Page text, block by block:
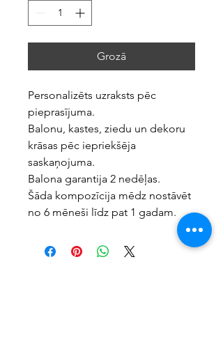
Grozā
Personalizēts uzraksts pēc
pieprasījuma.
Balonu, kastes, ziedu un dekoru
krāsas pēc iepriekšēja
saskaņojuma.
Balona garantija 2 nedēļas.
Šāda kompozīcija mēdz nostāvēt
no 6 mēneši līdz pat 1 gadam.